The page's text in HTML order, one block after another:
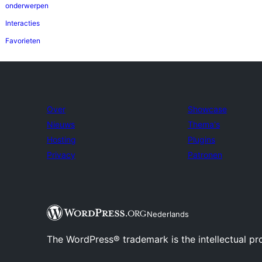
onderwerpen
Interacties
Favorieten
Over
Nieuws
Hosting
Privacy
Showcase
Thema's
Plugins
Patronen
Nederlands
The WordPress® trademark is the intellectual